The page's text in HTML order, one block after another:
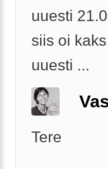
uuesti
siis oi
uuesti ...
Tere